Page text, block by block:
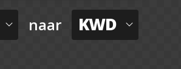
naar KWD